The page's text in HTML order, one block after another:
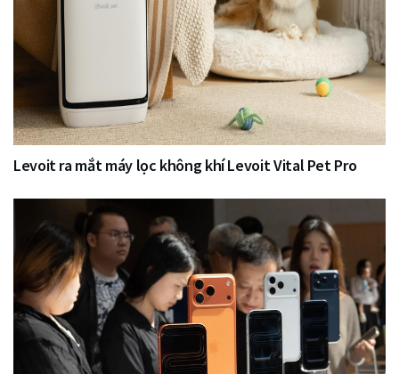
Levoit ra mắt máy lọc không khí Levoit Vital Pet Pro